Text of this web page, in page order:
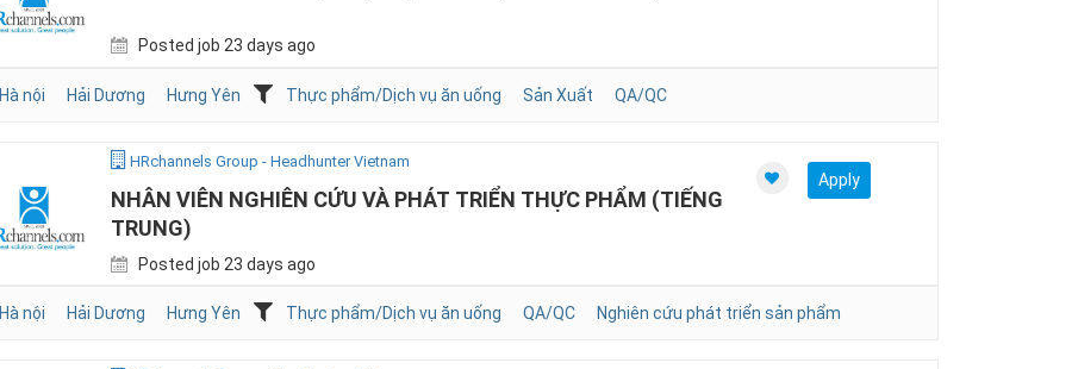
Posted job 23 days ago
Hà nội Hải Dương Hưng Yên Thực phẩm/Dịch vụ ăn uống Sản Xuất QA/QC
HRchannels Group - Headhunter Vietnam
NHÂN VIÊN NGHIÊN CỨU VÀ PHÁT TRIỂN THỰC PHẨM (TIẾNG
TRUNG)
Posted job 23 days ago
Apply
Hà nội Hải Dương Hưng Yên Thực phẩm/Dịch vụ ăn uống QA/QC Nghiên cứu phát triển sản phẩm